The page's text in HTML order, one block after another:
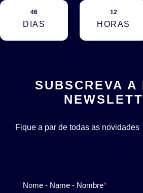
46
DIAS
12
HORAS
SUBSCREVA A
Fique a par de todas as novidades